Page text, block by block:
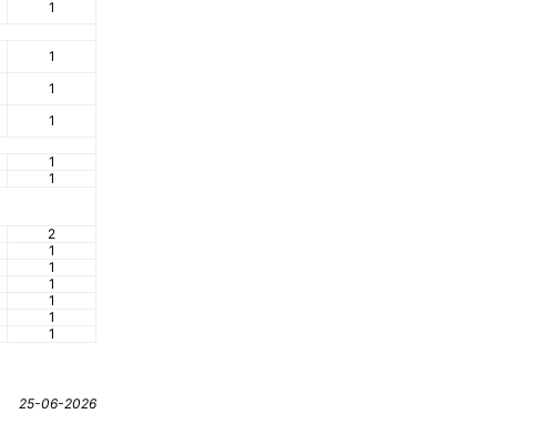
1
1
1
1
1
1
2
1
1
1
1
1
1
25-06-2026